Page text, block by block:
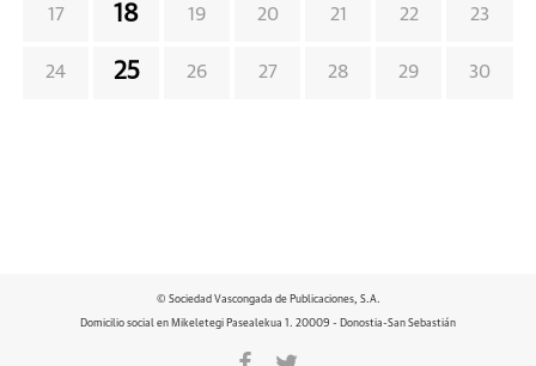
17 18 19 20 21 22 23
24 25 26 27 28 29 30
© Sociedad Vascongada de Publicaciones, S.A.
Domicilio social en Mikeletegi Pasealekua 1. 20009 - Donostia-San Sebastián